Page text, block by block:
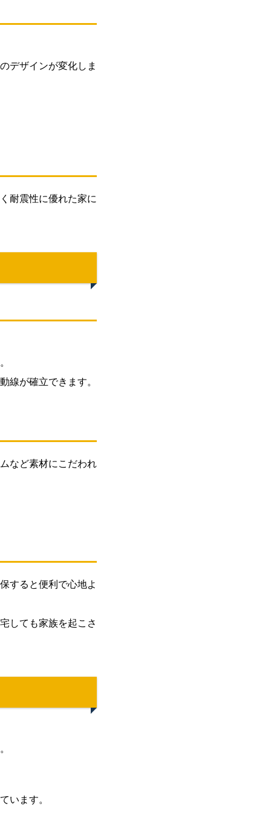
デザインが変化しま
耐震性に優れた家に
線が確立できます。
など素材にこだわれ
すると便利で心地よ
しても家族を起こさ
います。